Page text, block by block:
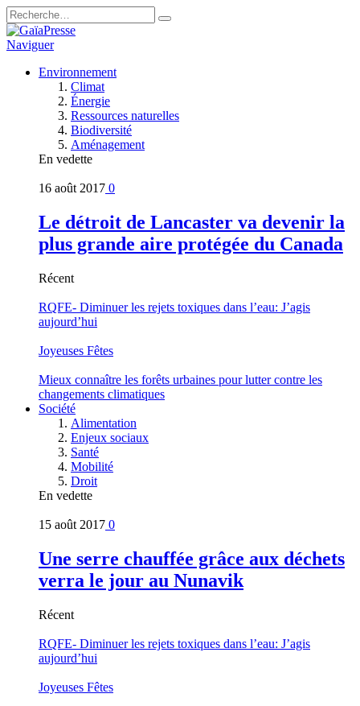
Naviguer
Environnement
Climat
Énergie
Ressources naturelles
Biodiversité
Aménagement
En vedette
16 août 2017 0
Le détroit de Lancaster va devenir la
plus grande aire protégée du Canada
Récent
RQFE- Diminuer les rejets toxiques dans l’eau: J’agis
aujourd’hui
Joyeuses Fêtes
Mieux connaître les forêts urbaines pour lutter contre les
changements climatiques
Société
Alimentation
Enjeux sociaux
Santé
Mobilité
Droit
En vedette
15 août 2017 0
Une serre chauffée grâce aux déchets
verra le jour au Nunavik
Récent
RQFE- Diminuer les rejets toxiques dans l’eau: J’agis
aujourd’hui
Joyeuses Fêtes